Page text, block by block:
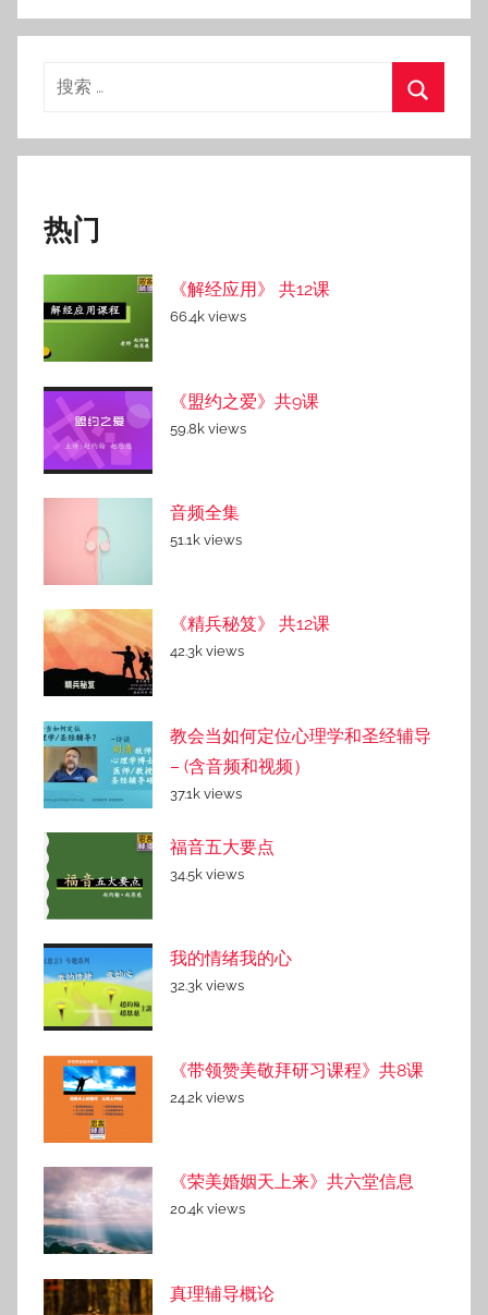
8
搜
索
热门
《解经应用》 共12课
66.4k views
《盟约之爱》共9课
59.8k views
音频全集
51.1k views
《精兵秘笈》 共12课
42.3k views
教会当如何定位心理学和圣经辅导
– (含音频和视频）
37.1k views
福音五大要点
34.5k views
我的情绪我的心
32.3k views
《带领赞美敬拜研习课程》共8课
24.2k views
《荣美婚姻天上来》共六堂信息
20.4k views
真理辅导概论